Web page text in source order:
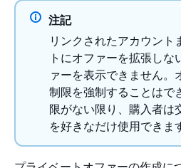
注記
リンクされたアカウント
トにオファーを拡張しな
ァーを表示できません。
制限を強制することはで
限がない限り、購入者は
を好きなだけ使用できま